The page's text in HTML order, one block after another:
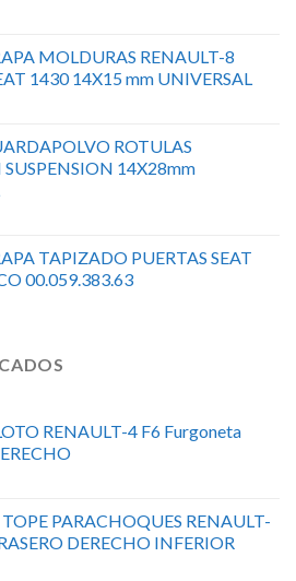
MOLDURAS RENAULT-8
1430 14X15 mm UNIVERSAL
ROTULAS
14X28mm
TAPIZADO PUERTAS SEAT
00.059.383.63
RENAULT-4 F6 Furgoneta
PARACHOQUES RENAULT-
DERECHO INFERIOR